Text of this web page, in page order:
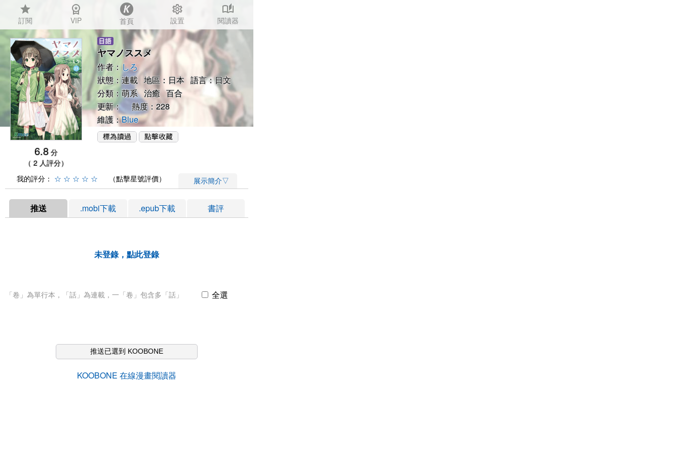
star
訂閱
workspace_premium
VIP 首頁
settings
設置
auto_stories
閱讀器
6.8 分
（ 2 人評分）
ヤマノススメ
作者： しろ
狀態：連載 地區：日本 語言：日文
分類：萌系 治癒 百合
更新： 熱度：228
維護：Blue
我的評分： ☆ ☆ ☆ ☆ ☆ （點擊星號評價） 展示簡介▽
推送 .mobi下載 .epub下載 書評
未登錄，點此登錄
「卷」為單行本，「話」為連載，一「卷」包含多「話」 全選
推送已選到 KOOBONE
KOOBONE 在線漫畫閱讀器